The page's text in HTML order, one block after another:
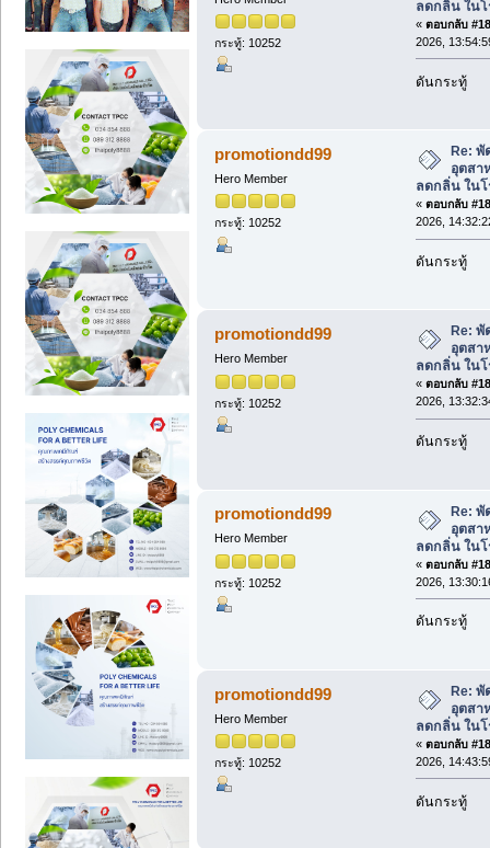
กระทู้: 10252
ลดกลิ่น ในโ
« ตอบกลับ
2026,
ดันกระทู้
promotiondd99
Hero Member
กระทู้: 10252
Re: พั
อุตสา
ลดกลิ่น ในโ
« ตอบกลับ
2026,
ดันกระทู้
promotiondd99
Hero Member
กระทู้: 10252
Re: พั
อุตสา
ลดกลิ่น ในโ
« ตอบกลับ
2026,
ดันกระทู้
promotiondd99
Hero Member
กระทู้: 10252
Re: พั
อุตสา
ลดกลิ่น ในโ
« ตอบกลับ
2026,
ดันกระทู้
promotiondd99
Hero Member
กระทู้: 10252
Re: พั
อุตสา
ลดกลิ่น ในโ
« ตอบกลับ
2026,
ดันกระทู้